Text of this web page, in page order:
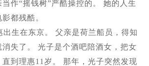
作“摇钱树”严酷操控的。 她的人生
都残酷。
出生在东京。 父亲是荷兰船员，得知
失了。 光子是个酒吧陪酒女，把女
直到理惠11岁。 那年，光子突然发现